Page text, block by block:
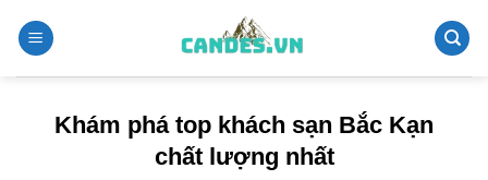
đến
Khám phá top khách sạn Bắc Kạn
chất lượng nhất